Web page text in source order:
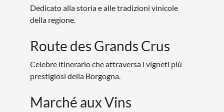
Dedicato alla storia e alle tradizioni vinicole
della regione.
Route des Grands Crus
Celebre itinerario che attraversa i vigneti più
prestigiosi della Borgogna.
Marché aux Vins